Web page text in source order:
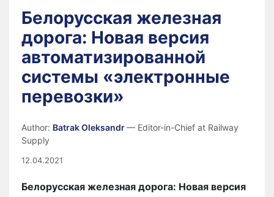
Белорусская железная
дорога: Новая версия
автоматизированной
системы «электронные
перевозки»
Author: Batrak Oleksandr— Editor-in-Chief at Railway
Supply
12.04.2021
Белорусская железная дорога: Новая версия